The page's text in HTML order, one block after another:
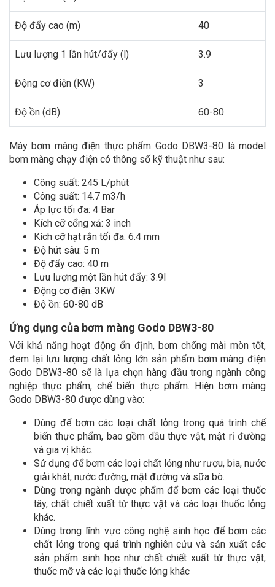
Độ đẩy cao (m) 40
Lưu lượng 1 lần hút/đẩy (l) 3.9
Động cơ điện (KW) 3
Độ ồn (dB) 60-80
Máy bơm màng điện thực phẩm Godo DBW3-80 là model
bơm màng chạy điện có thông số kỹ thuật như sau:
Công suất: 245 L/phút
Công suất: 14.7 m3/h
Áp lực tối đa: 4 Bar
Kích cỡ cổng xả: 3 inch
Kích cỡ hạt rắn tối đa: 6.4 mm
Độ hút sâu: 5 m
Độ đẩy cao: 40 m
Lưu lượng một lần hút đẩy: 3.9l
Động cơ điện: 3KW
Độ ồn: 60-80 dB
Ứng dụng của bơm màng Godo DBW3-80
Với khả năng hoạt động ổn định, bơm chống mài mòn tốt,
đem lại lưu lượng chất lỏng lớn sản phẩm bơm màng điện
Godo DBW3-80 sẽ là lựa chọn hàng đầu trong ngành công
nghiệp thực phẩm, chế biến thực phẩm. Hiện bơm màng
Godo DBW3-80 được dùng vào:
Dùng để bơm các loại chất lỏng trong quá trình chế
biến thực phẩm, bao gồm dầu thực vật, mật rỉ đường
và gia vị khác.
Sử dụng để bơm các loại chất lỏng như rượu, bia, nước
giải khát, nước đường, mật đường và sữa bò.
Dùng trong ngành dược phẩm để bơm các loại thuốc
tây, chất chiết xuất từ thực vật và các loại thuốc lỏng
khác.
Dùng trong lĩnh vực công nghệ sinh học để bơm các
chất lỏng trong quá trình nghiên cứu và sản xuất các
sản phẩm sinh học như chất chiết xuất từ thực vật,
thuốc mỡ và các loại thuốc lỏng khác